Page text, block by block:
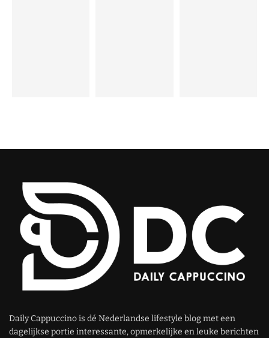
Daily Cappuccino is dé Nederlandse lifestyle blog met een
dagelijkse portie interessante, opmerkelijke en leuke berichten